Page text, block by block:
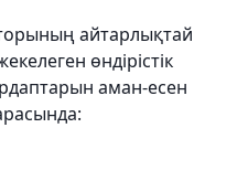
айтарлықтай
өндірістік
аман-есен